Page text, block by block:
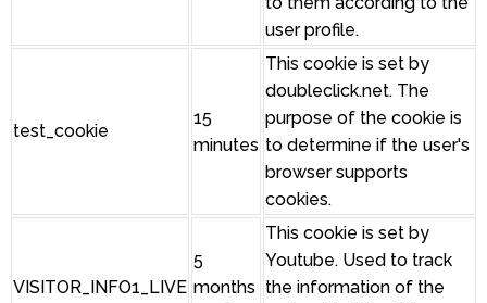
user profile.
test_cookie
15
minutes
This cookie is set by
doubleclick.net. The
purpose of the cookie is
to determine if the user's
browser supports
cookies.
VISITOR_INFO1_LIVE
5
months
This cookie is set by
Youtube. Used to track
the information of the